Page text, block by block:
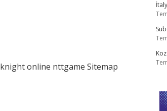
knight online nttgame Sitemap